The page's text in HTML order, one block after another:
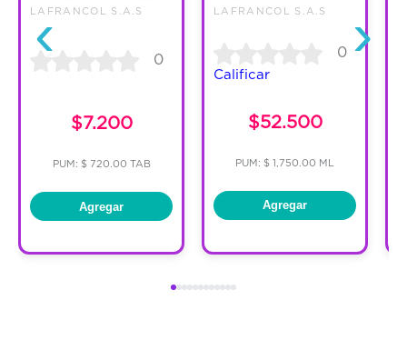
‹
LAFRANCOL S.A.S
0
$7.200
PUM: $ 720.00 TAB
Agregar
LAFRANCOL S.A.S
0
Calificar
$52.500
PUM: $ 1,750.00 ML
Agregar
›